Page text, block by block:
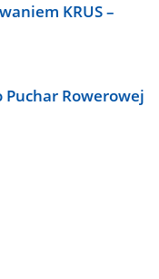
KRUS –
Rowerowej